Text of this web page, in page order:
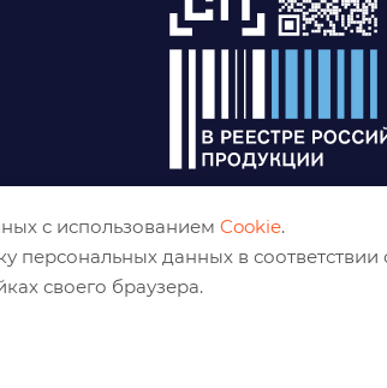
с использованием Cookie.
персональных данных в соответствии
своего браузера.